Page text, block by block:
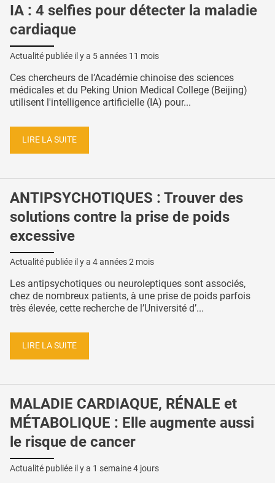
IA : 4 selfies pour détecter la maladie
cardiaque
Actualité publiée il y a 5 années 11 mois
Ces chercheurs de l’Académie chinoise des sciences
médicales et du Peking Union Medical College (Beijing)
utilisent l'intelligence artificielle (IA) pour...
LIRE LA SUITE
ANTIPSYCHOTIQUES : Trouver des
solutions contre la prise de poids
excessive
Actualité publiée il y a 4 années 2 mois
Les antipsychotiques ou neuroleptiques sont associés,
chez de nombreux patients, à une prise de poids parfois
très élevée, cette recherche de l’Université d’...
LIRE LA SUITE
MALADIE CARDIAQUE, RÉNALE et
MÉTABOLIQUE : Elle augmente aussi
le risque de cancer
Actualité publiée il y a 1 semaine 4 jours